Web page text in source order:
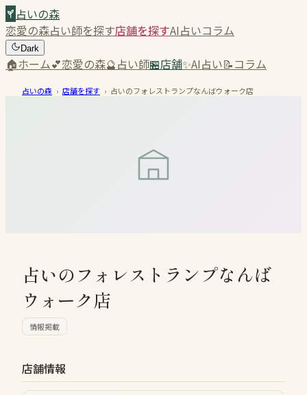
占いの森
恋愛の森占い師を探す店舗を探すAI占いコラム
Dark
🏠ホーム💕恋愛の森🔮占い師🏪店舗✨AI占い📝コラム
占いの森 › 店舗を探す › 占いのフォレストランプなんばウォーク店
占いのフォレストランプなんば
ウォーク店
情報掲載
店舗情報